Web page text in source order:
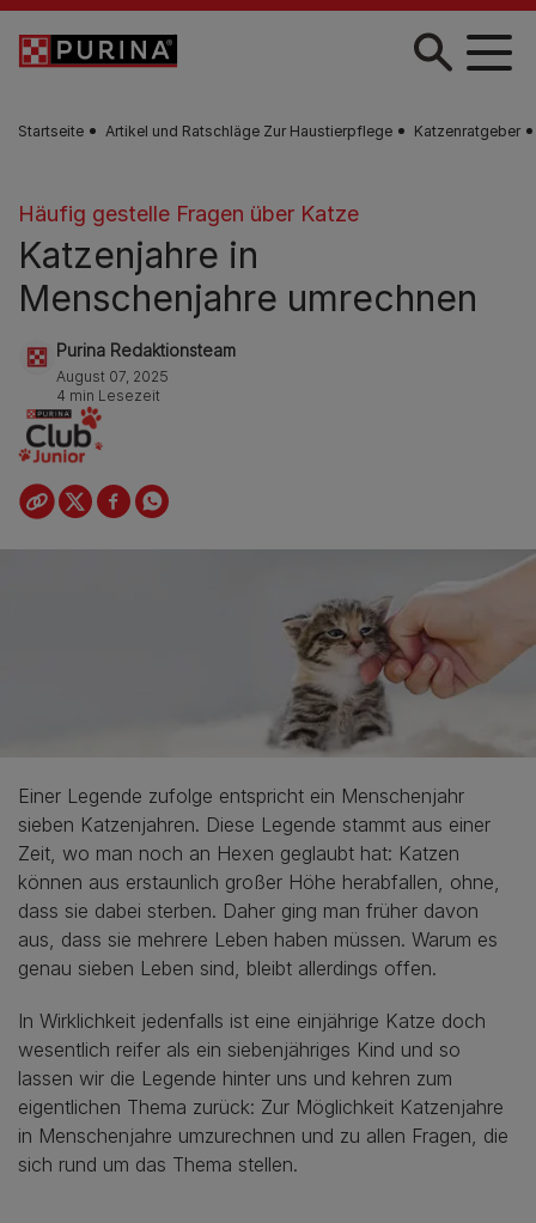
Skip to main content
Startseite Artikel und Ratschläge Zur Haustierpflege Katzenratgeber
Häufig gestelle Fragen über Katze
Katzenjahre in
Menschenjahre umrechnen
Purina Redaktionsteam
August 07, 2025
4 min Lesezeit
Einer Legende zufolge entspricht ein Menschenjahr
sieben Katzenjahren. Diese Legende stammt aus einer
Zeit, wo man noch an Hexen geglaubt hat: Katzen
können aus erstaunlich großer Höhe herabfallen, ohne,
dass sie dabei sterben. Daher ging man früher davon
aus, dass sie mehrere Leben haben müssen. Warum es
genau sieben Leben sind, bleibt allerdings offen.
In Wirklichkeit jedenfalls ist eine einjährige Katze doch
wesentlich reifer als ein siebenjähriges Kind und so
lassen wir die Legende hinter uns und kehren zum
eigentlichen Thema zurück: Zur Möglichkeit Katzenjahre
in Menschenjahre umzurechnen und zu allen Fragen, die
sich rund um das Thema stellen.